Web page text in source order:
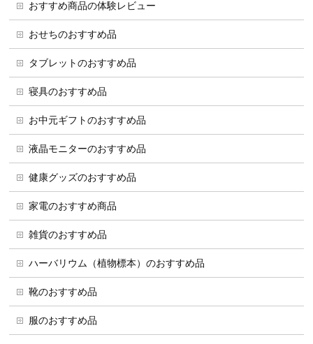
おすすめ商品の体験レビュー
おせちのおすすめ品
タブレットのおすすめ品
寝具のおすすめ品
お中元ギフトのおすすめ品
液晶モニターのおすすめ品
健康グッズのおすすめ品
家電のおすすめ商品
雑貨のおすすめ品
ハーバリウム（植物標本）のおすすめ品
靴のおすすめ品
服のおすすめ品